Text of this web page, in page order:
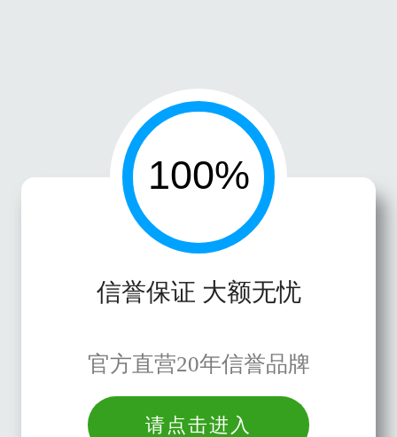
信誉保证 大额无忧
官方直营20年信誉品牌
请点击进入